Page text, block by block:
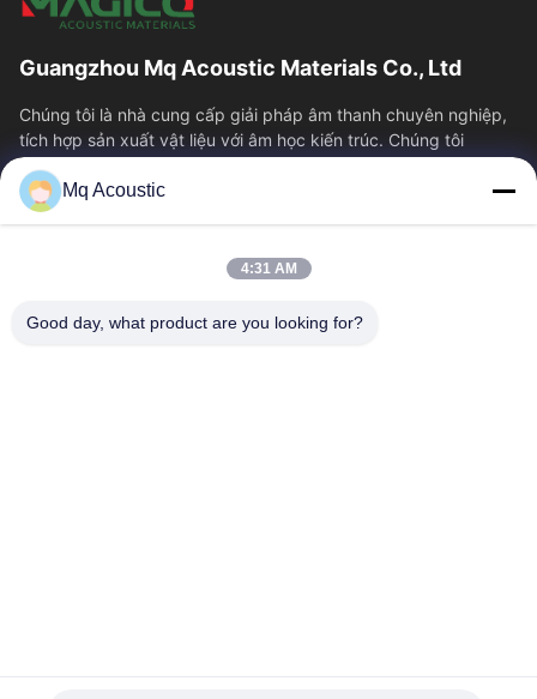
Guangzhou Mq Acoustic Materials Co., Ltd
Chúng tôi là nhà cung cấp giải pháp âm thanh chuyên nghiệp,
tích hợp sản xuất vật liệu với âm học kiến trúc. Chúng tôi
chuyên về các loại tấm tiêu...
Liên Kết Nhanh
Về Chúng Tôi
Chuyến Tham Quan Nhà Máy
Kiểm Soát Chất Lượng
Mq Acoustic
4:31 AM
Good day, what product are you looking for?